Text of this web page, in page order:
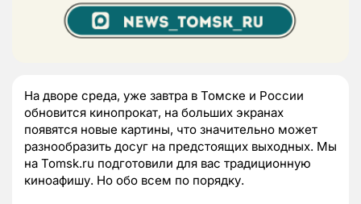
На дворе среда, уже завтра в Томске и России
обновится кинопрокат, на больших экранах
появятся новые картины, что значительно может
разнообразить досуг на предстоящих выходных. Мы
на Tomsk.ru подготовили для вас традиционную
киноафишу. Но обо всем по порядку.